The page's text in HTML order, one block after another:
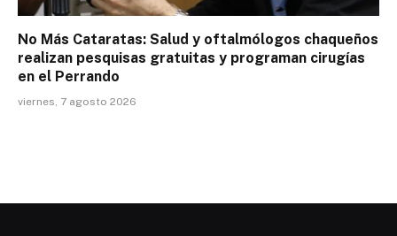
No Más Cataratas: Salud y oftalmólogos chaqueños
realizan pesquisas gratuitas y programan cirugías
en el Perrando
viernes, 7 agosto 2026